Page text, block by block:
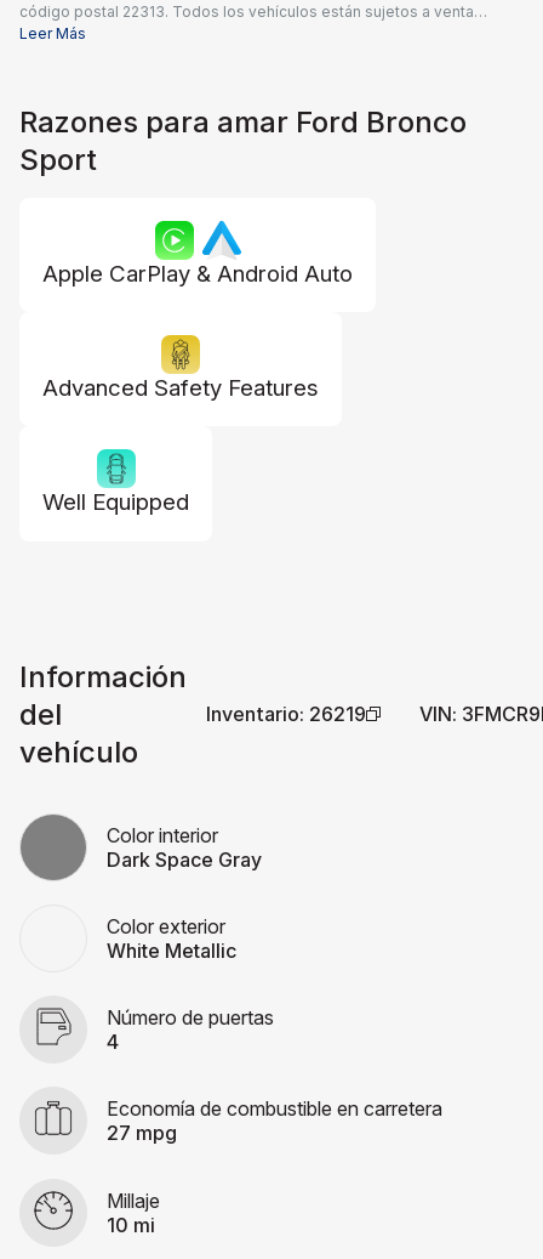
código postal 22313. Todos los vehículos están sujetos a venta
previa. Los precios incluyen una tarifa de documentación del
compatibles con ofertas especiales de financiamiento. El precio real
del concesionario puede variar.
Leer Más
Razones para amar Ford Bronco
Sport
Apple CarPlay & Android Auto
Advanced Safety Features
Well Equipped
Información
del
vehículo
Inventario: 26219 VIN:
Color interior
Dark Space Gray
Color exterior
White Metallic
Número de puertas
4
Economía de combustible en carretera
27 mpg
Millaje
10 mi